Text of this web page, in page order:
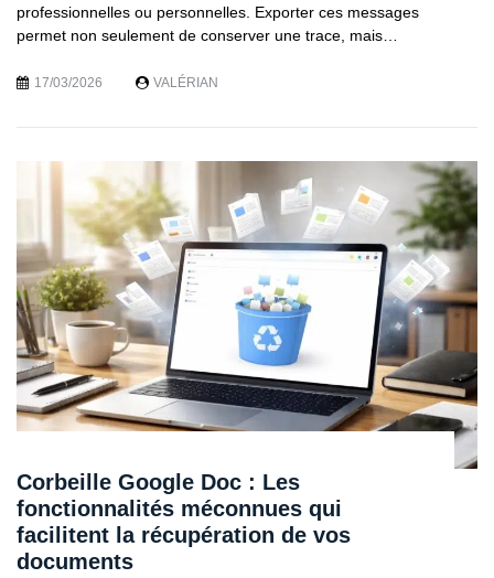
professionnelles ou personnelles. Exporter ces messages
permet non seulement de conserver une trace, mais…
17/03/2026 VALÉRIAN
Corbeille Google Doc : Les
fonctionnalités méconnues qui
facilitent la récupération de vos
documents